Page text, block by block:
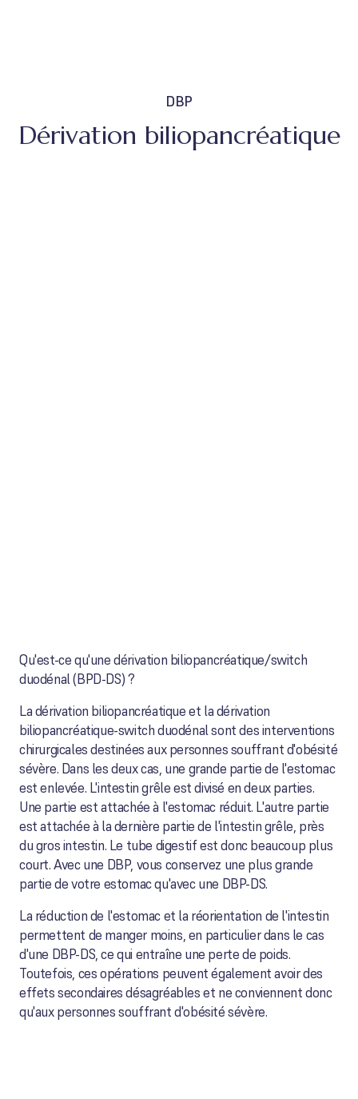
DBP
Dérivation biliopancréatique
Qu'est-ce qu'une dérivation biliopancréatique/switch
duodénal (BPD-DS) ?
La dérivation biliopancréatique et la dérivation
biliopancréatique-switch duodénal sont des interventions
chirurgicales destinées aux personnes souffrant d'obésité
sévère. Dans les deux cas, une grande partie de l'estomac
est enlevée. L'intestin grêle est divisé en deux parties.
Une partie est attachée à l'estomac réduit. L'autre partie
est attachée à la dernière partie de l'intestin grêle, près
du gros intestin. Le tube digestif est donc beaucoup plus
court. Avec une DBP, vous conservez une plus grande
partie de votre estomac qu'avec une DBP-DS.
La réduction de l'estomac et la réorientation de l'intestin
permettent de manger moins, en particulier dans le cas
d'une DBP-DS, ce qui entraîne une perte de poids.
Toutefois, ces opérations peuvent également avoir des
effets secondaires désagréables et ne conviennent donc
qu'aux personnes souffrant d'obésité sévère.